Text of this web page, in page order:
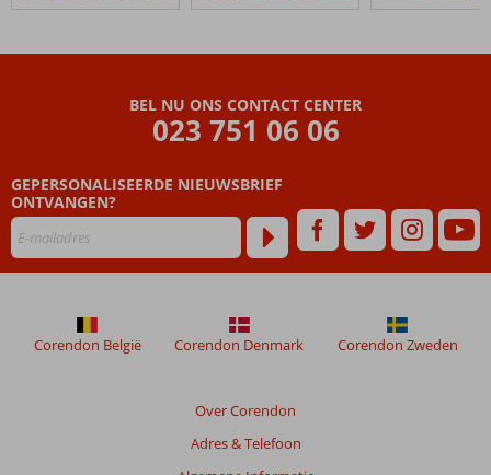
de
relevantie
van
de
garanderen.
Meer
BEL NU ONS CONTACT CENTER
023 751 06 06
GEPERSONALISEERDE NIEUWSBRIEF
ONTVANGEN?
Over Corendon
Adres & Telefoon
Corendon België Corendon Denmark Corendon Zweden